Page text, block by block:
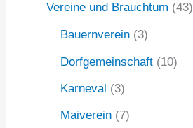
Vereine und Brauchtum (43)
Bauernverein (3)
Dorfgemeinschaft (10)
Karneval (3)
Maiverein (7)